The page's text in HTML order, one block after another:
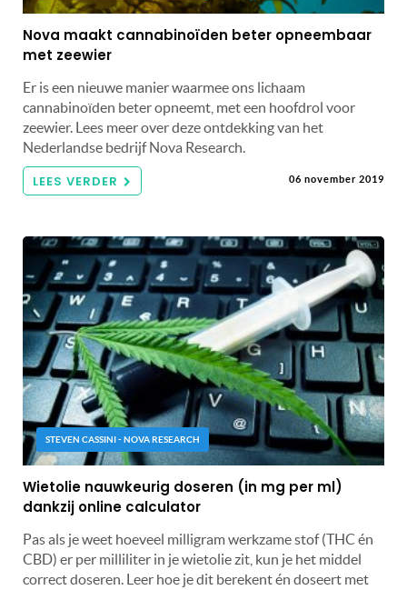
Nova maakt cannabinoïden beter opneembaar
met zeewier
Er is een nieuwe manier waarmee ons lichaam
cannabinoïden beter opneemt, met een hoofdrol voor
zeewier. Lees meer over deze ontdekking van het
Nederlandse bedrijf Nova Research.
LEES VERDER 06 november 2019
STEVEN CASSINI - NOVA RESEARCH
Wietolie nauwkeurig doseren (in mg per ml)
dankzij online calculator
Pas als je weet hoeveel milligram werkzame stof (THC én
CBD) er per milliliter in je wietolie zit, kun je het middel
correct doseren. Leer hoe je dit berekent én doseert met